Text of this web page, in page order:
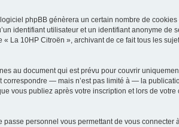
phpBB génèrera un certain nombre de
identifiant utilisateur et un identifiant anonyme de
La 10HP Citroën », archivant de ce fait tous les
au document qui est prévu pour couvrir
— mais n’est pas limité à — la
vous publiez après votre inscription et lors de
personnel vous permettant de vous connecter